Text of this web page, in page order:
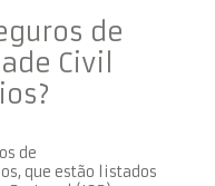
de
Civil
de
que estão listados